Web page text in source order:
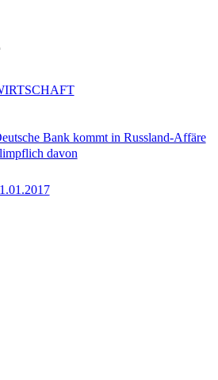
Bank kommt in Russland-Affäre
davon